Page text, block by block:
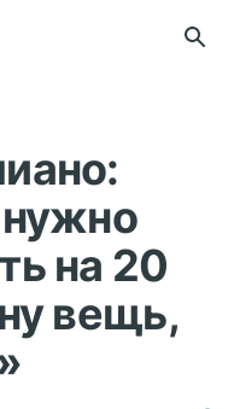
на 20
вещь,